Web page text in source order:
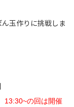
玉作りに挑戦しま
13:30~の回は開催